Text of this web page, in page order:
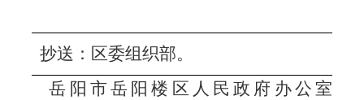
抄送：区委组织部。
岳阳市岳阳楼区人民政府办公室